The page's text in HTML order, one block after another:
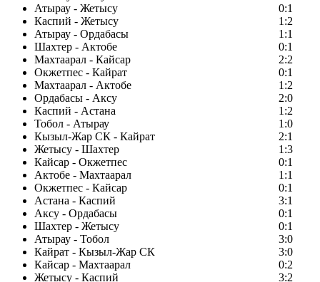
Атырау - Жетысу
0:1
Каспий - Жетысу
1:2
Атырау - Ордабасы
1:1
Шахтер - Актобе
0:1
Махтаарал - Кайсар
2:2
Окжетпес - Кайрат
0:1
Махтаарал - Актобе
1:2
Ордабасы - Аксу
2:0
Каспий - Астана
1:2
Тобол - Атырау
1:0
Кызыл-Жар СК - Кайрат
2:1
Жетысу - Шахтер
1:3
Кайсар - Окжетпес
0:1
Актобе - Махтаарал
1:1
Окжетпес - Кайсар
0:1
Астана - Каспий
3:1
Аксу - Ордабасы
0:1
Шахтер - Жетысу
0:1
Атырау - Тобол
3:0
Кайрат - Кызыл-Жар СК
3:0
Кайсар - Махтаарал
0:2
Жетысу - Каспий
3:2